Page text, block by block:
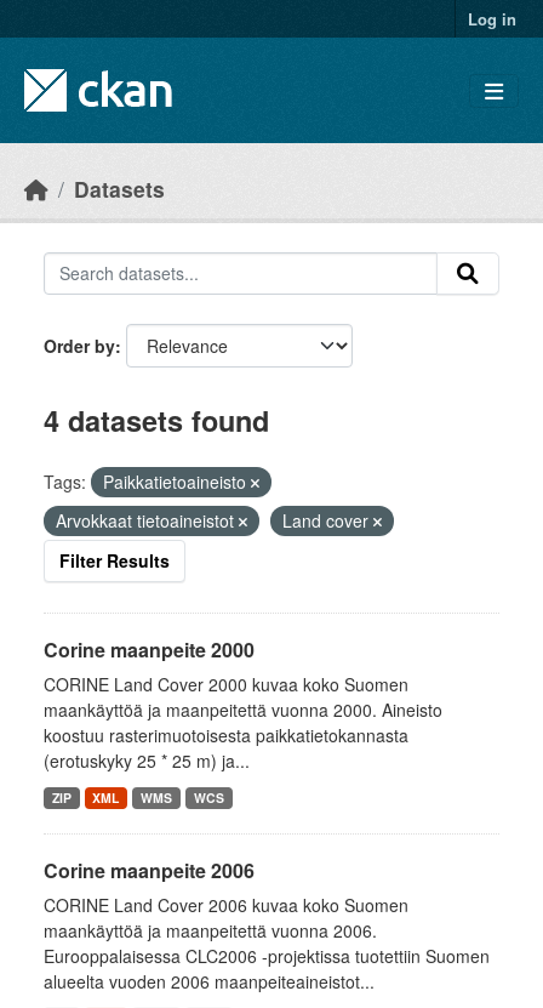
Log in
Datasets
Order by
4 datasets found
Tags:
Paikkatietoaineisto
Arvokkaat tietoaineistot
Land cover
Filter Results
Corine maanpeite 2000
CORINE Land Cover 2000 kuvaa koko Suomen
maankäyttöä ja maanpeitettä vuonna 2000. Aineisto
koostuu rasterimuotoisesta paikkatietokannasta
(erotuskyky 25 * 25 m) ja...
ZIP XML WMS WCS
Corine maanpeite 2006
CORINE Land Cover 2006 kuvaa koko Suomen
maankäyttöä ja maanpeitettä vuonna 2006.
Eurooppalaisessa CLC2006 -projektissa tuotettiin Suomen
alueelta vuoden 2006 maanpeiteaineistot...